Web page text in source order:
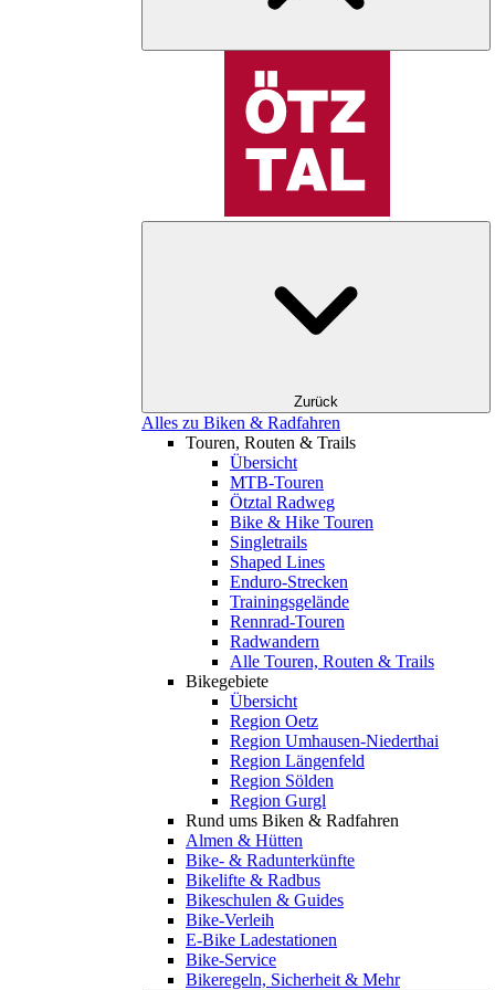
Zurück
Alles zu Biken & Radfahren
Touren, Routen & Trails
Übersicht
MTB-Touren
Ötztal Radweg
Bike & Hike Touren
Singletrails
Shaped Lines
Enduro-Strecken
Trainingsgelände
Rennrad-Touren
Radwandern
Alle Touren, Routen & Trails
Bikegebiete
Übersicht
Region Oetz
Region Umhausen-Niederthai
Region Längenfeld
Region Sölden
Region Gurgl
Rund ums Biken & Radfahren
Almen & Hütten
Bike- & Radunterkünfte
Bikelifte & Radbus
Bikeschulen & Guides
Bike-Verleih
E-Bike Ladestationen
Bike-Service
Bikeregeln, Sicherheit & Mehr